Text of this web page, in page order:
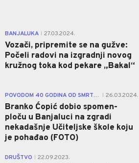
BANJALUKA 27.03.2024.
Vozači, pripremite se na gužve:
Počeli radovi na izgradnji novog
kružnog toka kod pekare „Bakal“
POVODOM 40 GODINA OD SMRTI ČUVENOG PISCA 26.03.2024.
Branko Ćopić dobio spomen-
ploču u Banjaluci na zgradi
nekadašnje Učiteljske škole koju
je pohađao (FOTO)
DRUŠTVO 22.09.2023.